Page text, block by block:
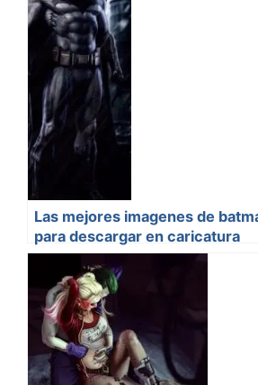
Las mejores imagenes de
para descargar en caricatura